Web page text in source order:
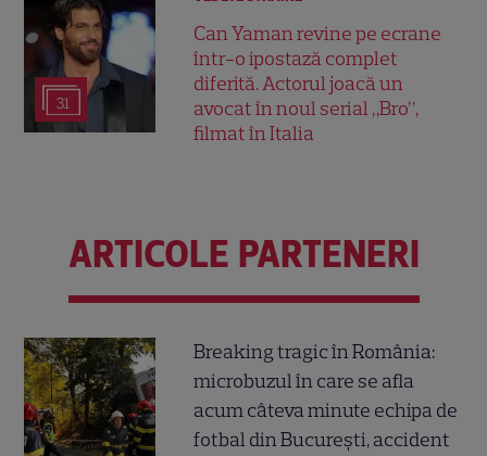
31
Can Yaman revine pe ecrane
într-o ipostază complet
diferită. Actorul joacă un
avocat în noul serial „Bro”,
filmat în Italia
ARTICOLE PARTENERI
Breaking tragic în România:
microbuzul în care se afla
acum câteva minute echipa de
fotbal din București, accident